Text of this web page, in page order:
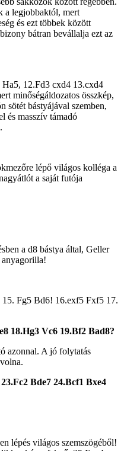
a legjobbaktól, mert
és ezt többek között
bátran bevállalja ezt az
12.Fd3 cxd4 13.cxd4
minőségáldozatos összkép,
sötét bástyájával szemben,
és masszív támadó
lépő világos kolléga a
a saját futója
a d8 bástya által, Geller
anyagorilla!
Fg5 Bd6! 16.exf5 Fxf5 17.
18.Hg3 Vc6 19.Bf2 Bad8?
azonnal. A jó folytatás
Bde7 24.Bcf1 Bxe4
lépés világos szemszögéből!